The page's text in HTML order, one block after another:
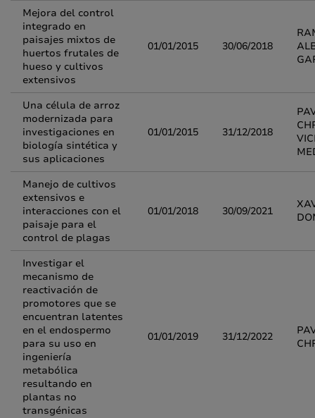
Mejora del control
integrado en
paisajes mixtos de
huertos frutales de
hueso y cultivos
extensivos
01/01/2015 30/06/2018
Una célula de arroz
modernizada para
investigaciones en
biología sintética y
sus aplicaciones
01/01/2015 31/12/2018
Manejo de cultivos
extensivos e
interacciones con el
paisaje para el
control de plagas
01/01/2018 30/09/2021
Investigar el
mecanismo de
reactivación de
promotores que se
encuentran latentes
en el endospermo
para su uso en
ingeniería
metabólica
resultando en
plantas no
transgénicas
01/01/2019 31/12/2022